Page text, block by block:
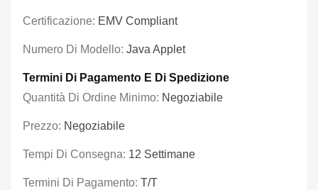
Certificazione: EMV Compliant
Numero Di Modello: Java Applet
Termini Di Pagamento E Di Spedizione
Quantità Di Ordine Minimo: Negoziabile
Prezzo: Negoziabile
Tempi Di Consegna: 12 Settimane
Termini Di Pagamento: T/T